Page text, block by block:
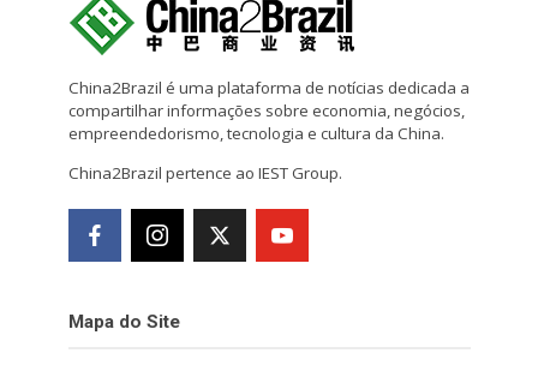
China2Brazil é uma plataforma de notícias dedicada a
compartilhar informações sobre economia, negócios,
empreendedorismo, tecnologia e cultura da China.
China2Brazil pertence ao IEST Group.
Mapa do Site